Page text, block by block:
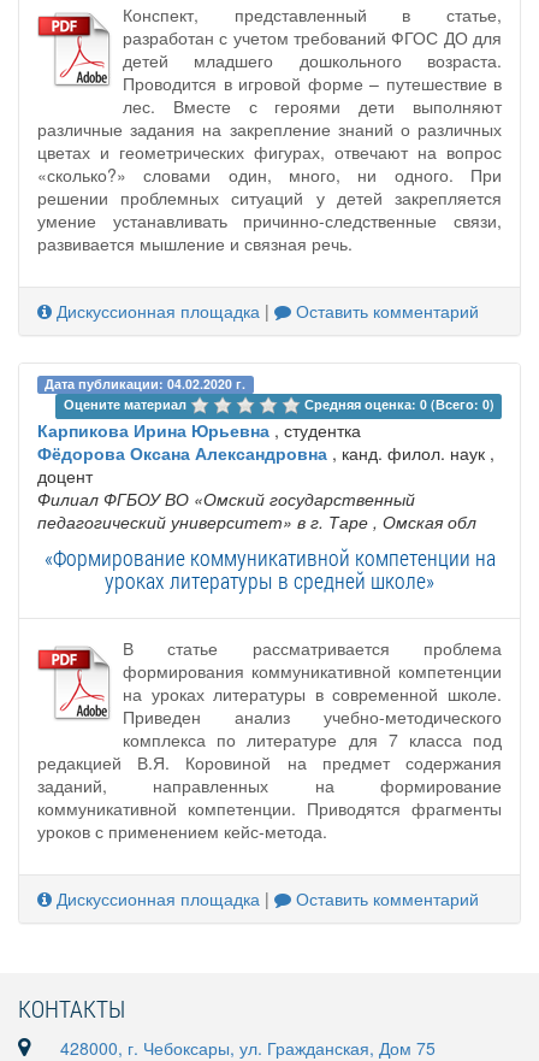
Конспект, представленный в статье,
разработан с учетом требований ФГОС ДО для
детей младшего дошкольного возраста.
Проводится в игровой форме – путешествие в
лес. Вместе с героями дети выполняют
различные задания на закрепление знаний о различных
цветах и геометрических фигурах, отвечают на вопрос
«сколько?» словами один, много, ни одного. При
решении проблемных ситуаций у детей закрепляется
умение устанавливать причинно-следственные связи,
развивается мышление и связная речь.
Дискуссионная площадка | Оставить комментарий
Дата публикации: 04.02.2020 г.
Оцените материал
Средняя оценка: 0 (Всего: 0)
Карпикова Ирина Юрьевна , студентка
Фёдорова Оксана Александровна , канд. филол. наук ,
доцент
Филиал ФГБОУ ВО «Омский государственный
педагогический университет» в г. Таре , Омская обл
«Формирование коммуникативной компетенции на
уроках литературы в средней школе»
В статье рассматривается проблема
формирования коммуникативной компетенции
на уроках литературы в современной школе.
Приведен анализ учебно-методического
комплекса по литературе для 7 класса под
редакцией В.Я. Коровиной на предмет содержания
заданий, направленных на формирование
коммуникативной компетенции. Приводятся фрагменты
уроков с применением кейс-метода.
Дискуссионная площадка | Оставить комментарий
КОНТАКТЫ
428000, г. Чебоксары, ул. Гражданская, Дом 75